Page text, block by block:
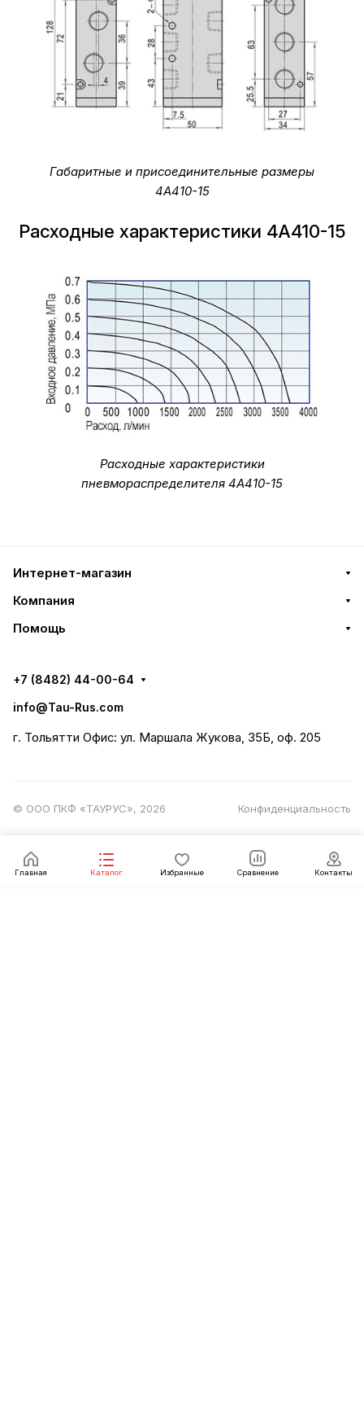
Габаритные и присоединительные размеры
4A410-15
Расходные характеристики 4A410-15
Расходные характеристики
пневмораспределителя 4A410-15
Главная Каталог Избранные Сравнение Контакты
Интернет-магазин
Компания
Помощь
+7 (8482) 44-00-64
info@Tau-Rus.com
г. Тольятти Офис: ул. Маршала Жукова, 35Б, оф. 205
© ООО ПКФ «ТАУРУС», 2026 Конфиденциальность